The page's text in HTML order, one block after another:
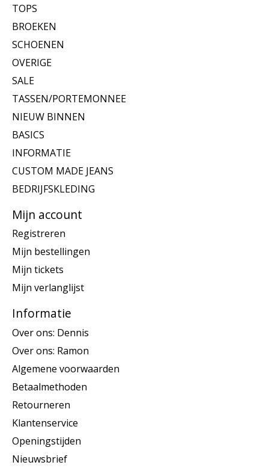
TOPS
BROEKEN
SCHOENEN
OVERIGE
SALE
TASSEN/PORTEMONNEE
NIEUW BINNEN
BASICS
INFORMATIE
CUSTOM MADE JEANS
BEDRIJFSKLEDING
Mijn account
Registreren
Mijn bestellingen
Mijn tickets
Mijn verlanglijst
Informatie
Over ons: Dennis
Over ons: Ramon
Algemene voorwaarden
Betaalmethoden
Retourneren
Klantenservice
Openingstijden
Nieuwsbrief